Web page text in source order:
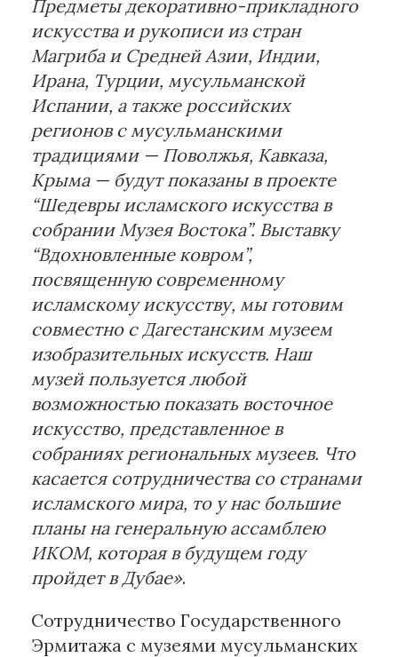
Предметы декоративно-прикладного
искусства и рукописи из стран
Магриба и Средней Азии, Индии,
Ирана, Турции, мусульманской
Испании, а также российских
регионов с мусульманскими
традициями — Поволжья, Кавказа,
Крыма — будут показаны в проекте
“Шедевры исламского искусства в
собрании Музея Востока”. Выставку
“Вдохновленные ковром”,
посвященную современному
исламскому искусству, мы готовим
совместно с Дагестанским музеем
изобразительных искусств. Наш
музей пользуется любой
возможностью показать восточное
искусство, представленное в
собраниях региональных музеев. Что
касается сотрудничества со странами
исламского мира, то у нас большие
планы на генеральную ассамблею
ИКОМ, которая в будущем году
пройдет в Дубае».
Сотрудничество Государственного
Эрмитажа с музеями мусульманских